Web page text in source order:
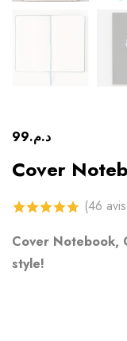
د.م.99
Cover
4.74
sur 5
basé sur
(46
Cover Notebook,
style!